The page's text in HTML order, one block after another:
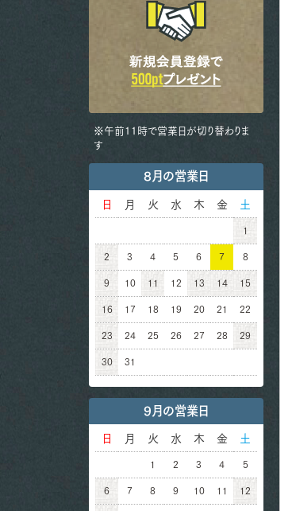
※午前11時で営業日が切り替わりま
す
8月の営業日
日 月 火 水 木 金 土
1
2 3 4 5 6 7 8
9 10 11 12 13 14 15
16 17 18 19 20 21 22
23 24 25 26 27 28 29
30 31
9月の営業日
日 月 火 水 木 金 土
1 2 3 4 5
6 7 8 9 10 11 12